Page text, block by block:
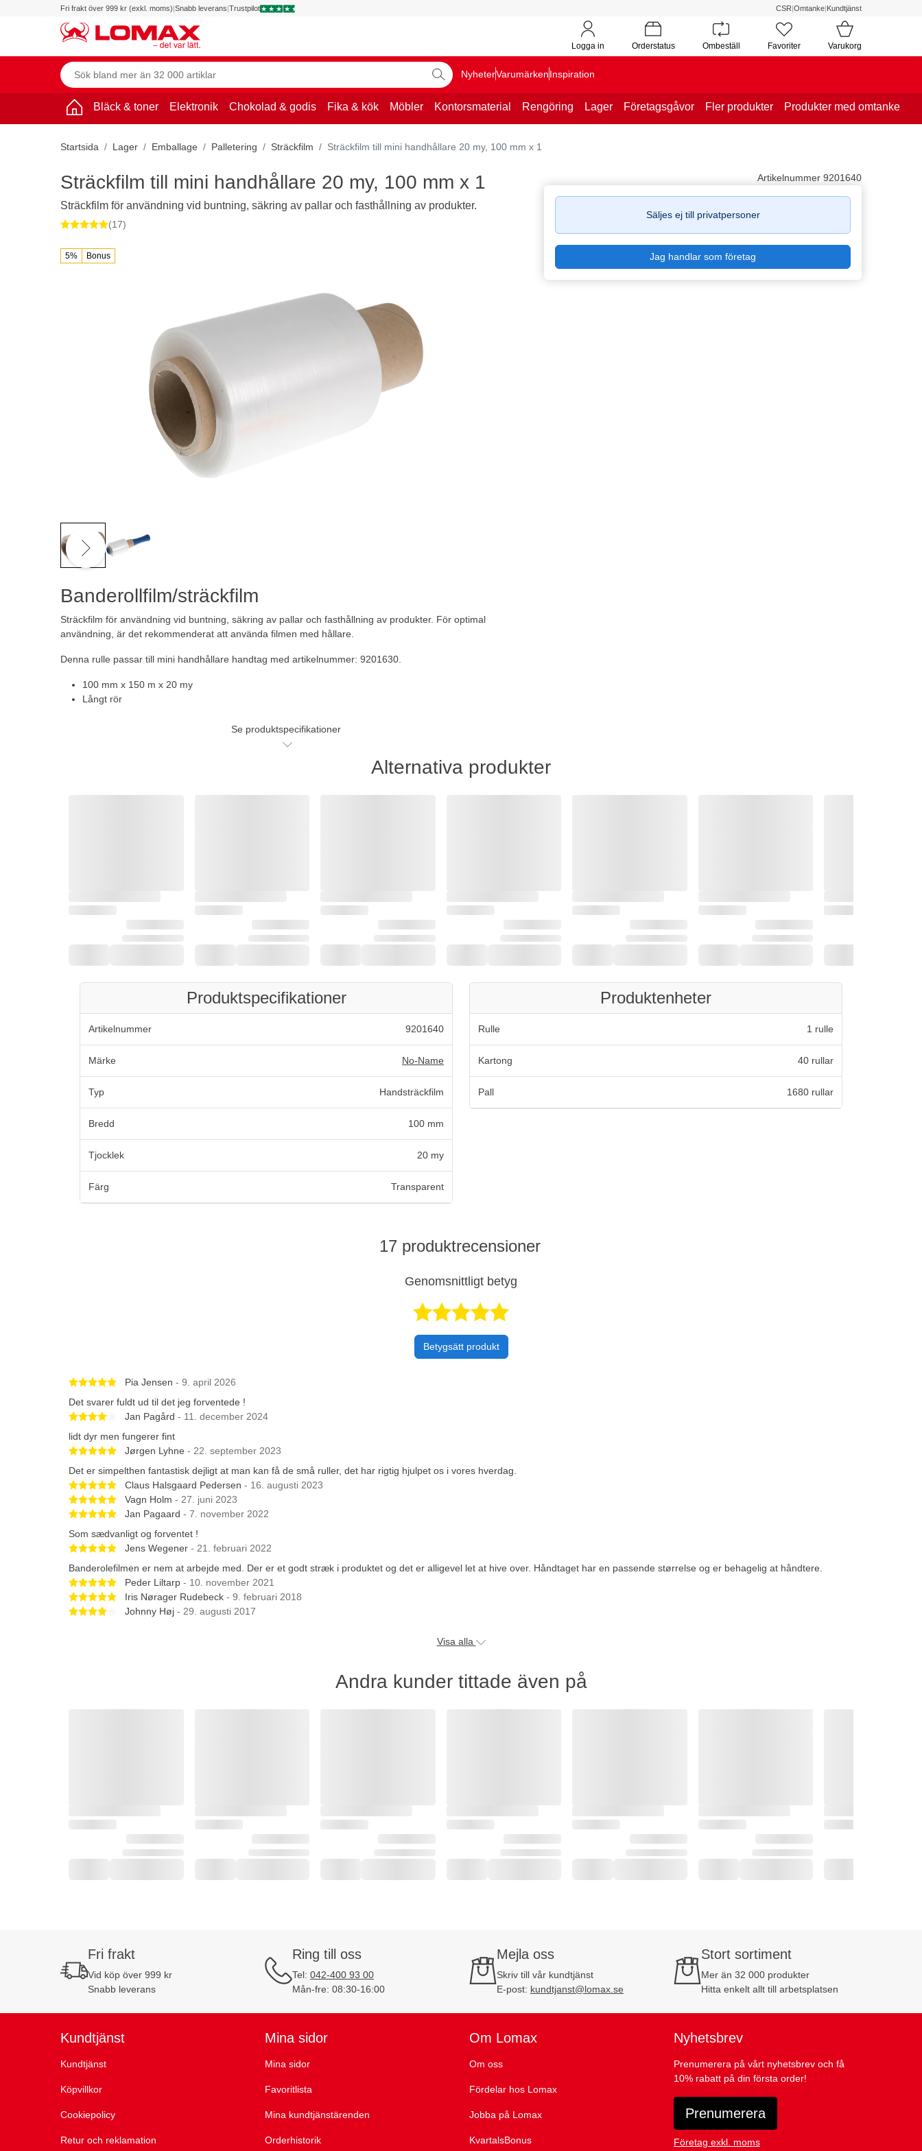
Fri frakt över 999 kr (exkl. moms)|Snabb leverans|Trustpilot CSR|Omtanke|Kundtjänst
Logga in Orderstatus Ombeställ Favoriter Varukorg
NyheterVarumärkenInspiration
Bläck & toner Elektronik Chokolad & godis Fika & kök Möbler Kontorsmaterial Rengöring Lager Företagsgåvor Fler produkter Produkter med omtanke
Startsida Lager Emballage Palletering Sträckfilm Sträckfilm till mini handhållare 20 my, 100 mm x 1
5% Bonus
Banderollfilm/sträckfilm
Sträckfilm för användning vid buntning, säkring av pallar och fasthållning av produkter. För optimal
användning, är det rekommenderat att använda filmen med hållare.
Denna rulle passar till mini handhållare handtag med artikelnummer: 9201630.
100 mm x 150 m x 20 my
Långt rör
Se produktspecifikationer
Artikelnummer 9201640
Säljes ej till privatpersoner
Jag handlar som företag
Sträckfilm till mini handhållare 20 my, 100 mm x 1
Sträckfilm för användning vid buntning, säkring av pallar och fasthållning av produkter.
(17)
Alternativa produkter
Produktspecifikationer
Artikelnummer 9201640
Märke No-Name
Typ Handsträckfilm
Bredd 100 mm
Tjocklek 20 my
Färg Transparent
Produktenheter
Rulle 1 rulle
Kartong 40 rullar
Pall 1680 rullar
17 produktrecensioner
Genomsnittligt betyg
Betygsatt 4,6 av 5 stjärnor
Betygsätt produkt
Betygsatt 5 av 5 stjärnor
Pia Jensen - 9. april 2026
Det svarer fuldt ud til det jeg forventede !
Betygsatt 4 av 5 stjärnor
Jan Pagård - 11. december 2024
lidt dyr men fungerer fint
Betygsatt 5 av 5 stjärnor
Jørgen Lyhne - 22. september 2023
Det er simpelthen fantastisk dejligt at man kan få de små ruller, det har rigtig hjulpet os i vores hverdag.
Betygsatt 5 av 5 stjärnor
Claus Halsgaard Pedersen - 16. augusti 2023
Betygsatt 5 av 5 stjärnor
Vagn Holm - 27. juni 2023
Betygsatt 5 av 5 stjärnor
Jan Pagaard - 7. november 2022
Som sædvanligt og forventet !
Betygsatt 5 av 5 stjärnor
Jens Wegener - 21. februari 2022
Banderolefilmen er nem at arbejde med. Der er et godt stræk i produktet og det er alligevel let at hive over. Håndtaget har en passende størrelse og er behagelig at håndtere.
Betygsatt 5 av 5 stjärnor
Peder Liltarp - 10. november 2021
Betygsatt 5 av 5 stjärnor
Iris Nørager Rudebeck - 9. februari 2018
Betygsatt 4 av 5 stjärnor
Johnny Høj - 29. augusti 2017
Visa alla
Andra kunder tittade även på
Fri frakt
Vid köp över 999 kr
Snabb leverans
Ring till oss
Tel: 042-400 93 00
Mån-fre: 08:30-16:00
Mejla oss
Skriv till vår kundtjänst
E-post: kundtjanst@lomax.se
Stort sortiment
Mer än 32 000 produkter
Hitta enkelt allt till arbetsplatsen
Kundtjänst
Kundtjänst
Köpvillkor
Cookiepolicy
Retur och reklamation
Mina sidor
Mina sidor
Favoritlista
Mina kundtjänstärenden
Orderhistorik
Om Lomax
Om oss
Fördelar hos Lomax
Jobba på Lomax
KvartalsBonus
Nyhetsbrev
Prenumerera på vårt nyhetsbrev och få
10% rabatt på din första order!
Prenumerera
Företag exkl. moms